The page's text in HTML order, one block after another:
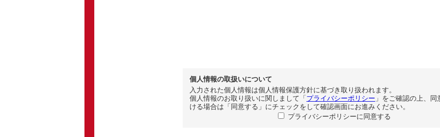
個人情報の取扱いについて
入力された個人情報は個人情報保護方針に基づき取り扱われます。
個人情報のお取り扱いに関しまして「プライバシーポリシー 」をご確認の上、同
ける場合は「同意する」にチェックをして確認画面にお進みください。
プライバシーポリシーに同意する